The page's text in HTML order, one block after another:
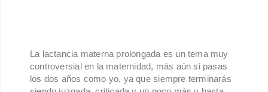
La lactancia materna prolongada es un tema muy
controversial en la maternidad, más aún si pasas
los dos años como yo, ya que siempre terminarás